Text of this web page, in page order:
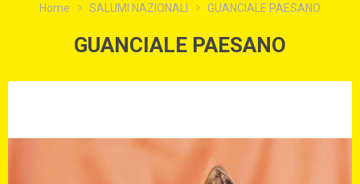
Home SALUMI NAZIONALI GUANCIALE PAESANO
GUANCIALE PAESANO